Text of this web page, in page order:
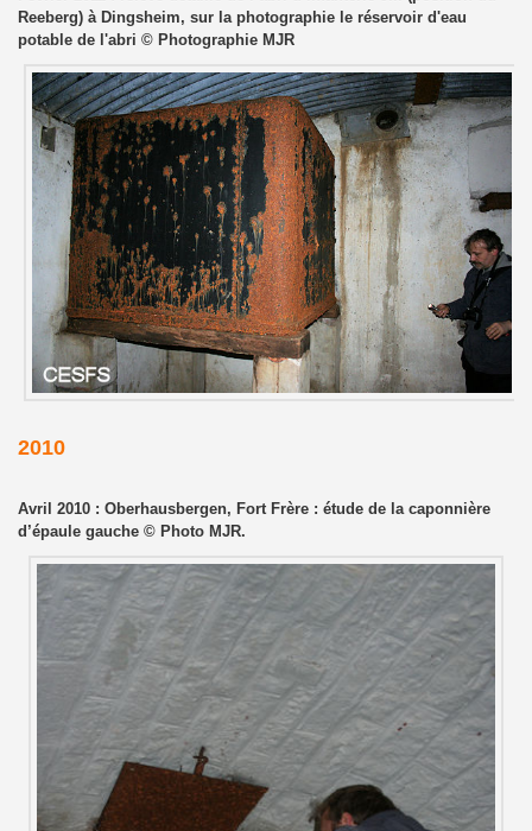
Reeberg) à Dingsheim, sur la photographie le réservoir d'eau
potable de l'abri © Photographie MJR
2010
Avril 2010 : Oberhausbergen, Fort Frère : étude de la caponnière
d’épaule gauche © Photo MJR.